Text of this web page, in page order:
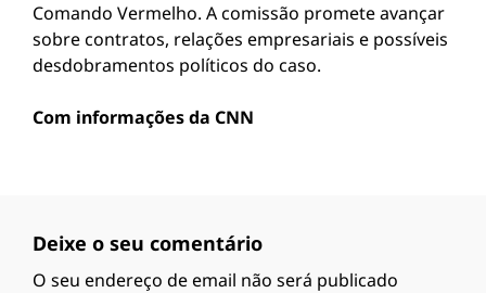
Comando Vermelho. A comissão promete avançar
sobre contratos, relações empresariais e possíveis
desdobramentos políticos do caso.
Com informações da CNN
Deixe o seu comentário
O seu endereço de email não será publicado